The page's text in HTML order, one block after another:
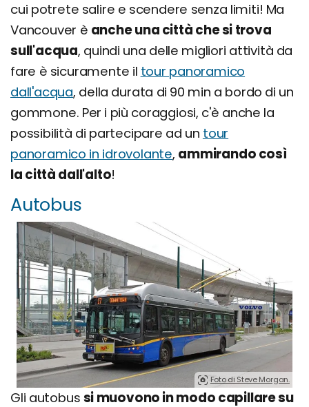
cui potrete salire e scendere senza limiti! Ma
Vancouver è anche una città che si trova
sull'acqua, quindi una delle migliori attività da
fare è sicuramente il tour panoramico
dall'acqua, della durata di 90 min a bordo di un
gommone. Per i più coraggiosi, c'è anche la
possibilità di partecipare ad un tour
panoramico in idrovolante, ammirando così
la città dall'alto!
Autobus
Foto di Steve Morgan.
Gli autobus si muovono in modo capillare su